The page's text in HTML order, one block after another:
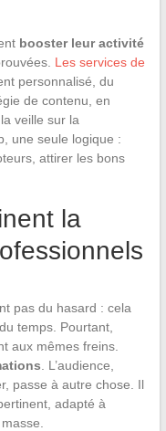
booster leur activité
Les services de
personnalisé, du
de contenu, en
veille sur la
une seule logique :
attirer les bons
la
pas du hasard : cela
temps. Pourtant,
aux mêmes freins.
. L’audience,
passe à autre chose. Il
adapté à